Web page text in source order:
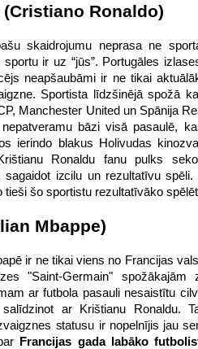
Ronaldo)
skaidrojumu neprasa ne
ir uz “jūs”. Portugāles
neapšaubāmi ir ne tikai
Sportista līdzšinējā spožā
Manchester United un Spānija
bāzi visā pasaulē,
ierindo blakus Holivudas
Ronaldu fanu pulks
izcilu un rezultatīvu spēli.
tieši šo sportistu rezultatīvāko
Mbappe)
ir ne tikai viens no Francijas
"Saint-Germain" spožākajām
ar futbola pasauli nesaistītu
ar Krištianu Ronaldu.
statusu ir nopelnījis jau
Francijas gada labāko